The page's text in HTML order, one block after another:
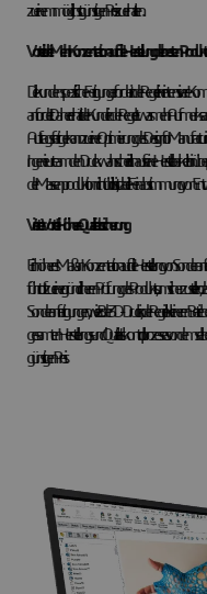
zu einem möglichst günstigen Preis zu erhalten.
Vorteil drei: Mehr Konzentration auf die Herstellung der besten Produkte
Die kundenspezifische Fertigung erfordert in der Regel eine
anfordert. Daher erhält der Kunde in der Regel etwas mehr
Auftragsfertiger kann zu einer Optimierung des Design for
Ingenieurteam den Druck wahrscheinlich auf seine Herstellbarkeit hin
der Massenproduktion nicht üblich ist, da die Feinabstimmung von
Vierter Vorteil: Höhere Qualitätssicherung
Ein höheres Maß an Konzentration auf die Herstellung von
führt oft zu einer gründlicheren Prüfung des Produkts, um sicherzustellen,
Sonderanfertigungen, wie z. B. der 3D-Druck, in der Regel in kleineren
gesamten Herstellungs- und Qualitätskontrollprozesses von
günstigen Preis.